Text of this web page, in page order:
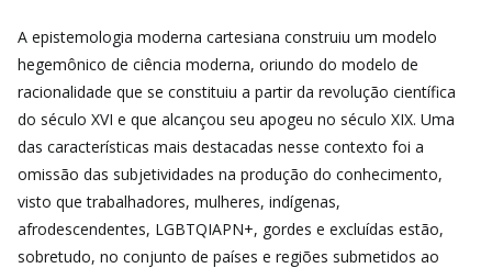
A epistemologia moderna cartesiana construiu um modelo
hegemônico de ciência moderna, oriundo do modelo de
racionalidade que se constituiu a partir da revolução científica
do século XVI e que alcançou seu apogeu no século XIX. Uma
das características mais destacadas nesse contexto foi a
omissão das subjetividades na produção do conhecimento,
visto que trabalhadores, mulheres, indígenas,
afrodescendentes, LGBTQIAPN+, gordes e excluídas estão,
sobretudo, no conjunto de países e regiões submetidos ao